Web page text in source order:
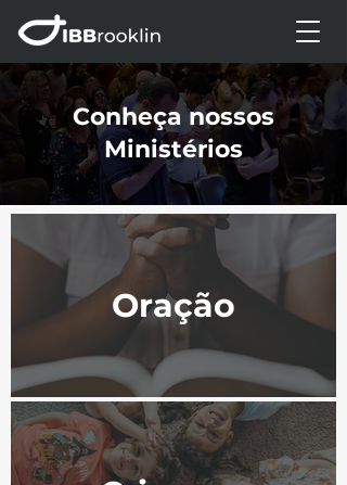
Conheça nossos
Ministérios
Oração